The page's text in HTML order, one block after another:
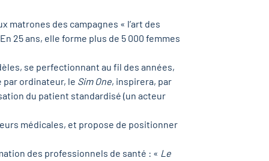
matrones des campagnes « l’art des
25 ans, elle forme plus de 5 000 femmes
se perfectionnant au fil des années,
par ordinateur, le Sim One, inspirera, par
du patient standardisé (un acteur
médicales, et propose de positionner
des professionnels de santé : « Le